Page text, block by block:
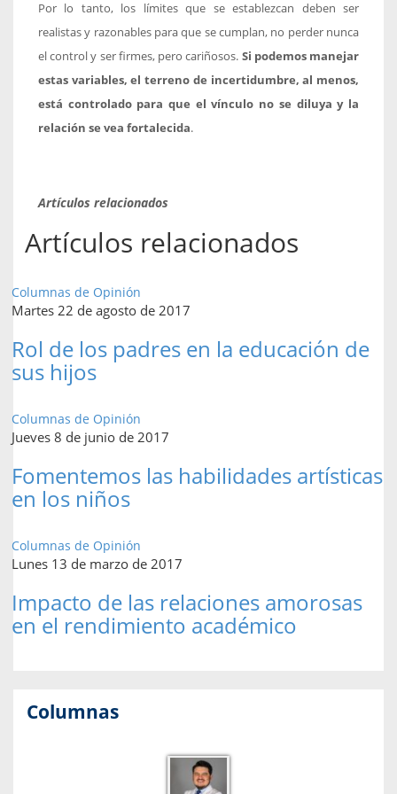
Por lo tanto, los límites que se establezcan deben ser
realistas y razonables para que se cumplan, no perder nunca
el control y ser firmes, pero cariñosos. Si podemos manejar
estas variables, el terreno de incertidumbre, al menos,
está controlado para que el vínculo no se diluya y la
relación se vea fortalecida.
Artículos relacionados
Artículos relacionados
Columnas de Opinión
Martes 22 de agosto de 2017
Rol de los padres en la educación de
sus hijos
Columnas de Opinión
Jueves 8 de junio de 2017
Fomentemos las habilidades artísticas
en los niños
Columnas de Opinión
Lunes 13 de marzo de 2017
Impacto de las relaciones amorosas
en el rendimiento académico
Columnas